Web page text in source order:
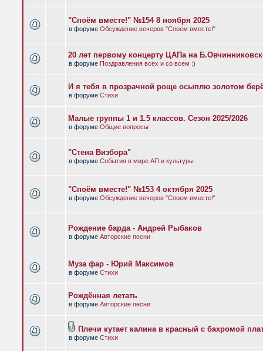
"Споём вместе!" №154 8 ноября 2025
в форуме Обсуждение вечеров "Споем вместе!"
20 лет первому концерту ЦАПа на
в форуме Поздравления всех и со всем :)
И я тебя в прозрачной роще осыплю золотом
в форуме Стихи
Малые группы 1 и 1.5 классов. Сезон 2025/2026
в форуме Общие вопросы
"Стена Визбора"
в форуме События в мире АП и культуры
"Споём вместе!" №153 4 октября 2025
в форуме Обсуждение вечеров "Споем вместе!"
Рождение барда - Андрей Рыбаков
в форуме Авторские песни
Муза фар - Юрий Максимов
в форуме Стихи
Рождённая летать
в форуме Авторские песни
Плечи кутает калина в красный с бахромой
в форуме Стихи